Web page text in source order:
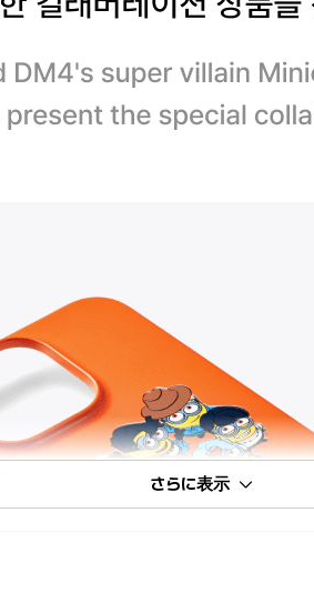
さらに表示